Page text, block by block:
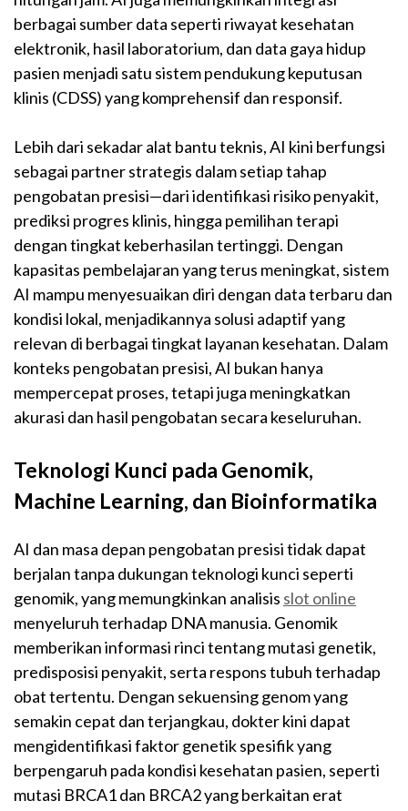
berbagai sumber data seperti riwayat kesehatan
elektronik, hasil laboratorium, dan data gaya hidup
pasien menjadi satu sistem pendukung keputusan
klinis (CDSS) yang komprehensif dan responsif.
Lebih dari sekadar alat bantu teknis, AI kini berfungsi
sebagai partner strategis dalam setiap tahap
pengobatan presisi—dari identifikasi risiko penyakit,
prediksi progres klinis, hingga pemilihan terapi
dengan tingkat keberhasilan tertinggi. Dengan
kapasitas pembelajaran yang terus meningkat, sistem
AI mampu menyesuaikan diri dengan data terbaru dan
kondisi lokal, menjadikannya solusi adaptif yang
relevan di berbagai tingkat layanan kesehatan. Dalam
konteks pengobatan presisi, AI bukan hanya
mempercepat proses, tetapi juga meningkatkan
akurasi dan hasil pengobatan secara keseluruhan.
Teknologi Kunci pada Genomik,
Machine Learning, dan Bioinformatika
AI dan masa depan pengobatan presisi tidak dapat
berjalan tanpa dukungan teknologi kunci seperti
genomik, yang memungkinkan analisis slot online
menyeluruh terhadap DNA manusia. Genomik
memberikan informasi rinci tentang mutasi genetik,
predisposisi penyakit, serta respons tubuh terhadap
obat tertentu. Dengan sekuensing genom yang
semakin cepat dan terjangkau, dokter kini dapat
mengidentifikasi faktor genetik spesifik yang
berpengaruh pada kondisi kesehatan pasien, seperti
mutasi BRCA1 dan BRCA2 yang berkaitan erat